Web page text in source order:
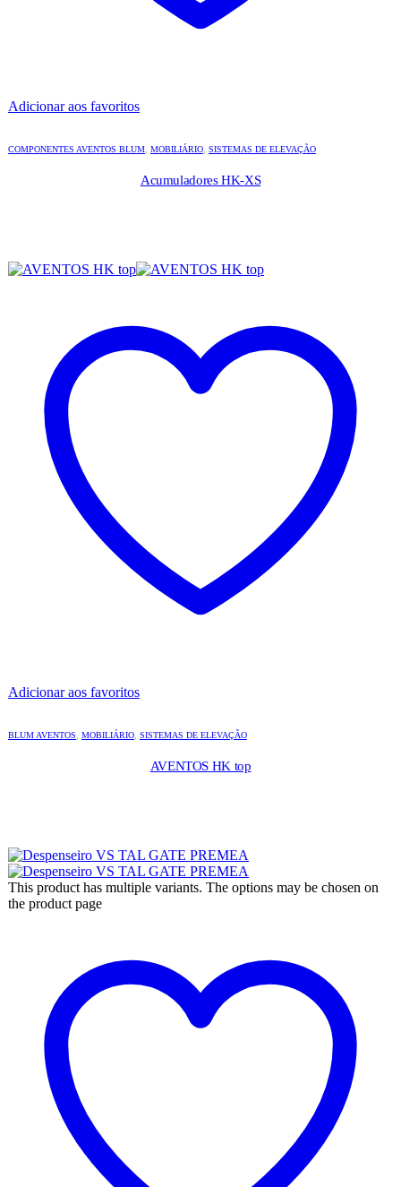
Adicionar aos favoritos
COMPONENTES AVENTOS BLUM, MOBILIÁRIO, SISTEMAS DE ELEVAÇÃO
Acumuladores HK-XS
Adicionar aos favoritos
BLUM AVENTOS, MOBILIÁRIO, SISTEMAS DE ELEVAÇÃO
AVENTOS HK top
This product has multiple variants. The options may be chosen on
the product page